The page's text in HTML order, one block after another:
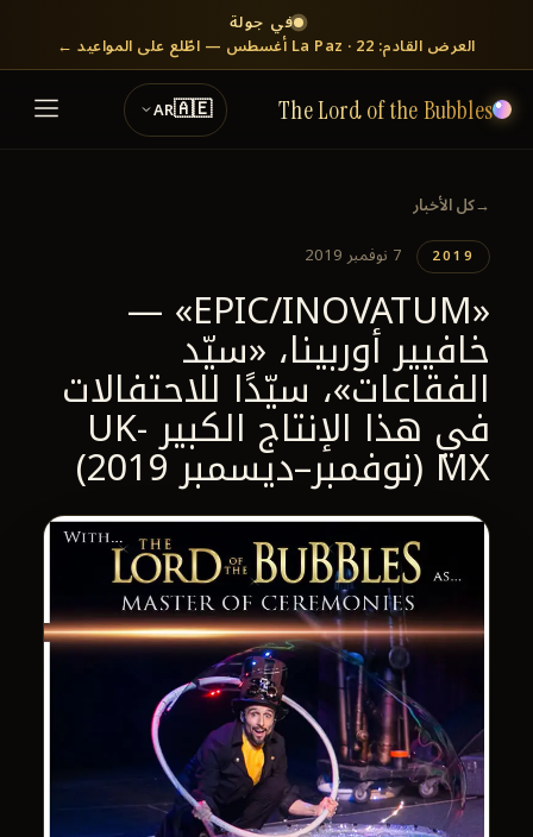
في جولة
العرض القادم: La Paz · 22 أغسطس — اطّلع على المواعيد ←
The Lord of the Bubbles
🇦🇪
AR
←كل الأخبار
2019 7 نوفمبر 2019
«EPIC/INOVATUM» —
خافيير أوربينا، «سيّد
الفقاعات»، سيّدًا للاحتفالات
في هذا الإنتاج الكبير UK-
MX (نوفمبر–ديسمبر 2019)